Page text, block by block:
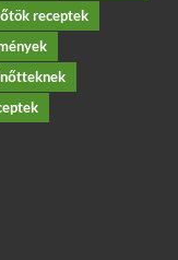
receptek